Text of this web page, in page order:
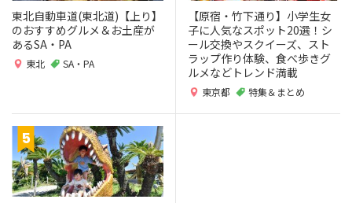
東北自動車道(東北道)【上り】
のおすすめグルメ＆お土産が
あるSA・PA
東北 SA・PA
【原宿・竹下通り】小学生女
子に人気なスポット20選！シ
ール交換やスクイーズ、スト
ラップ作り体験、食べ歩きグ
ルメなどトレンド満載
東京都 特集＆まとめ